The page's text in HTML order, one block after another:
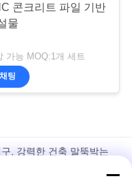
콘크리트 파일 기반
물
가능 MOQ:1개 세트
채팅
, 강력한 건축 말뚝박는